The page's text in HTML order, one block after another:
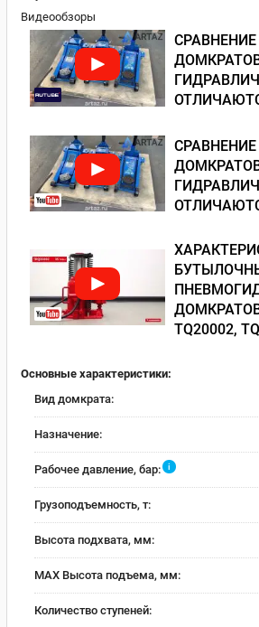
Видеообзоры
ДОМКРАТОВ
TQ20002,
Основные характеристики:
Вид домкрата:
Назначение:
Рабочее давление, бар: i
Грузоподъемность, т:
Высота подхвата, мм:
MAX Высота подъема, мм:
Количество ступеней: